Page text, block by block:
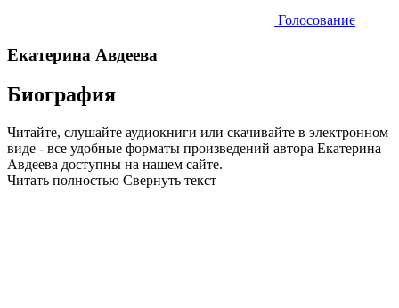
Голосование
Екатерина Авдеева
Биография
Читайте, слушайте аудиокниги или скачивайте в электронном
виде - все удобные форматы произведений автора Екатерина
Авдеева доступны на нашем сайте.
Читать полностью Свернуть текст